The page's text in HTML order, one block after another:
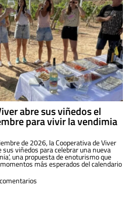
abre sus viñedos el
para vivir la vendimia
de 2026, la Cooperativa de Viver
viñedos para celebrar una nueva
una propuesta de enoturismo que
más esperados del calendario